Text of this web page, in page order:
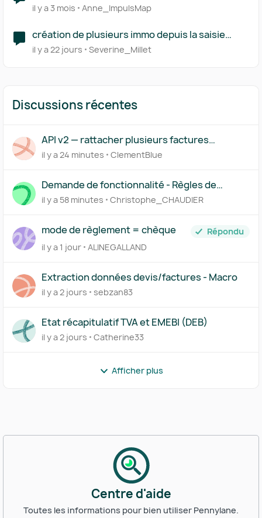
il y a 3 mois Anne_ImpulsMap
création de plusieurs immo depuis la saisie
d'une même facture
il y a 22 jours Severine_Millet
Discussions récentes
API v2 — rattacher plusieurs factures
(acompte/solde) à un même devis
il y a 24 minutes ClementBlue
Demande de fonctionnalité - Règles de
catégorisation basées sur le contenu OCR
des factures
il y a 58 minutes Christophe_CHAUDIER
mode de règlement = chèque
Répondu
il y a 1 jour ALINEGALLAND
Extraction données devis/factures - Macro
il y a 2 jours sebzan83
Etat récapitulatif TVA et EMEBI (DEB)
il y a 2 jours Catherine33
Afficher plus
Centre d'aide
Toutes les informations pour bien utiliser Pennylane.